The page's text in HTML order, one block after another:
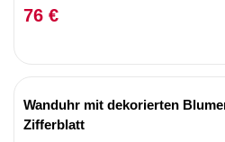
76 €
Wanduhr mit dekorierten
Zifferblatt